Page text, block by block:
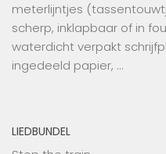
meterlijntjes
scherp, inklapbaar of in
waterdicht verpakt
ingedeeld papier, …
LIEDBUNDEL